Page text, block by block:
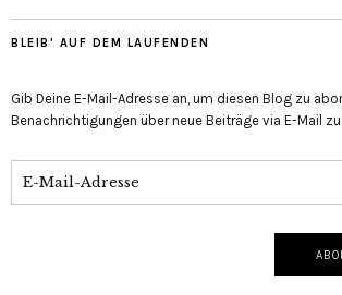
BLEIB' AUF DEM LAUFENDEN
Gib Deine E-Mail-Adresse an, um diesen Blog zu
Benachrichtigungen über neue Beiträge via E-Mail